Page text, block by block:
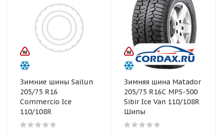
Зимние шины Sailun
205/75 R16
Commercio Ice
110/108R
Зимняя шина Matador
205/75 R16C MPS-500
Sibir Ice Van 110/108R
Шипы